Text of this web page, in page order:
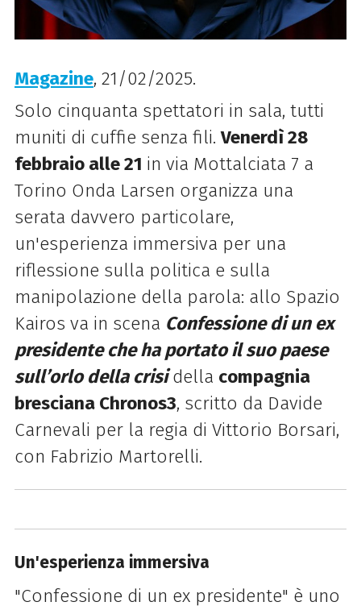
Magazine, 21/02/2025.
Solo cinquanta spettatori in sala, tutti
muniti di cuffie senza fili.Venerdì 28
febbraio alle 21 in via Mottalciata 7 a
Torino Onda Larsen organizza una
serata davvero particolare,
un'esperienza immersiva per una
riflessione sulla politica e sulla
manipolazione della parola: allo Spazio
Kairos va in scena Confessione di un ex
presidente che ha portato il suo paese
sull’orlo della crisidella compagnia
bresciana Chronos3, scritto da Davide
Carnevali per la regia di Vittorio Borsari,
con Fabrizio Martorelli.
Un'esperienza immersiva
"Confessione di un ex presidente" è uno